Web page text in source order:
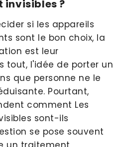
?
si les appareils
sont le bon choix, la
est leur
tout, l'idée de porter un
que personne ne le
Pourtant,
comment Les
sont-ils
se pose souvent